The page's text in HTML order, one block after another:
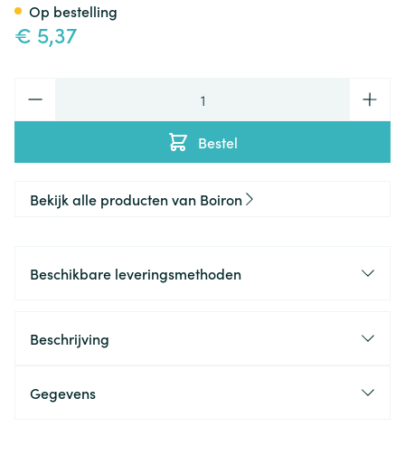
€ 5,37
Bestel
Op bestelling
Bekijk alle producten van Boiron
Beschikbare leveringsmethoden
Beschrijving
Gegevens